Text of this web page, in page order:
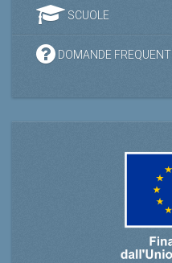
SCUOLE
DOMANDE FREQUENTI